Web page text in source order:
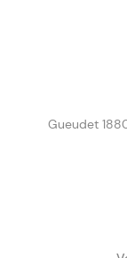
Gueudet